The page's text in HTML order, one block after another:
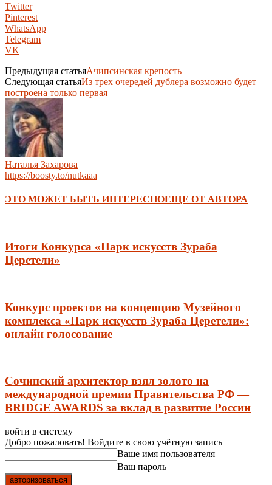
Twitter
Pinterest
WhatsApp
Telegram
VK
Предыдущая статьяАчипсинская крепость
Следующая статьяИз трех очередей дублера возможно будет
построена только первая
Наталья Захарова
https://boosty.to/nutkaaa
ЭТО МОЖЕТ БЫТЬ ИНТЕРЕСНОЕЩЕ ОТ АВТОРА
Итоги Конкурса «Парк искусств Зураба
Церетели»
Конкурс проектов на концепцию Музейного
комплекса «Парк искусств Зураба Церетели»:
онлайн голосование
Сочинский архитектор взял золото на
международной премии Правительства РФ —
BRIDGE AWARDS за вклад в развитие России
войти в систему
Добро пожаловать! Войдите в свою учётную запись
Ваше имя пользователя
Ваш пароль